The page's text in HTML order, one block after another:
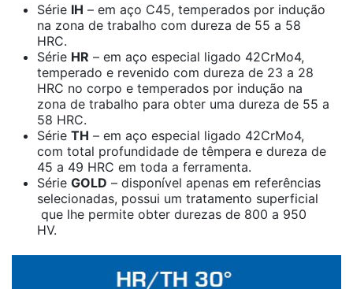
Série IH – em aço C45, temperados por indução
na zona de trabalho com dureza de 55 a 58
HRC.
Série HR – em aço especial ligado 42CrMo4,
temperado e revenido com dureza de 23 a 28
HRC no corpo e temperados por indução na
zona de trabalho para obter uma dureza de 55 a
58 HRC.
Série TH – em aço especial ligado 42CrMo4,
com total profundidade de têmpera e dureza de
45 a 49 HRC em toda a ferramenta.
Série GOLD – disponível apenas em referências
selecionadas, possui um tratamento superficial
que lhe permite obter durezas de 800 a 950
HV.